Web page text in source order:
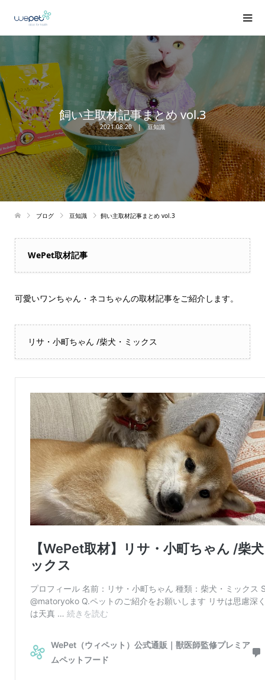
飼い主取材記事まとめ vol.3
2021.08.20 豆知識
ブログ 豆知識 飼い主取材記事まとめ vol.3
WePet取材記事
可愛いワンちゃん・ネコちゃんの取材記事をご紹介します。
リサ・小町ちゃん /柴犬・ミックス